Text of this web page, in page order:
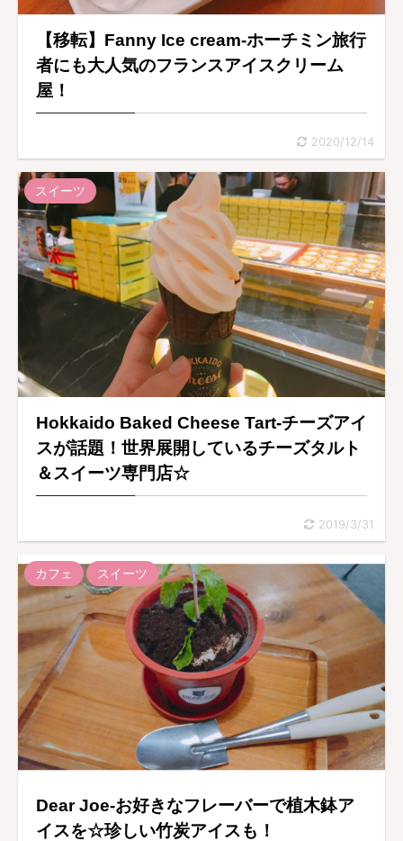
【移転】Fanny Ice cream-ホーチミン旅行
者にも大人気のフランスアイスクリーム
屋！
2020/12/14
スイーツ
Hokkaido Baked Cheese Tart-チーズアイ
スが話題！世界展開しているチーズタルト
＆スイーツ専門店☆
2019/3/31
カフェ スイーツ
Dear Joe-お好きなフレーバーで植木鉢ア
イスを☆珍しい竹炭アイスも！